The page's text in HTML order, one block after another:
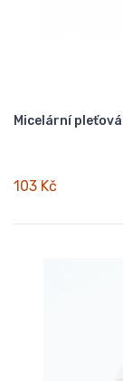
Micelární
103 Kč